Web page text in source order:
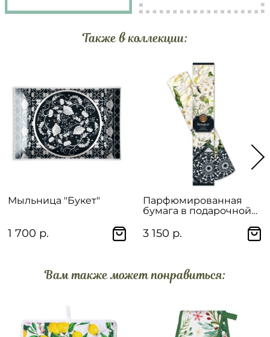
Также в коллекции:
Мыльница "Букет"
1 700 р.
Парфюмированная
бумага в подарочной
3 150 р.
Вам также может понравиться: